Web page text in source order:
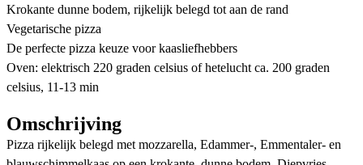
Krokante dunne bodem, rijkelijk belegd tot aan de rand
Vegetarische pizza
De perfecte pizza keuze voor kaasliefhebbers
Oven: elektrisch 220 graden celsius of hetelucht ca. 200 graden
celsius, 11-13 min
Omschrijving
Pizza rijkelijk belegd met mozzarella, Edammer-, Emmentaler- en